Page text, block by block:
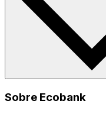
Sobre Ecobank